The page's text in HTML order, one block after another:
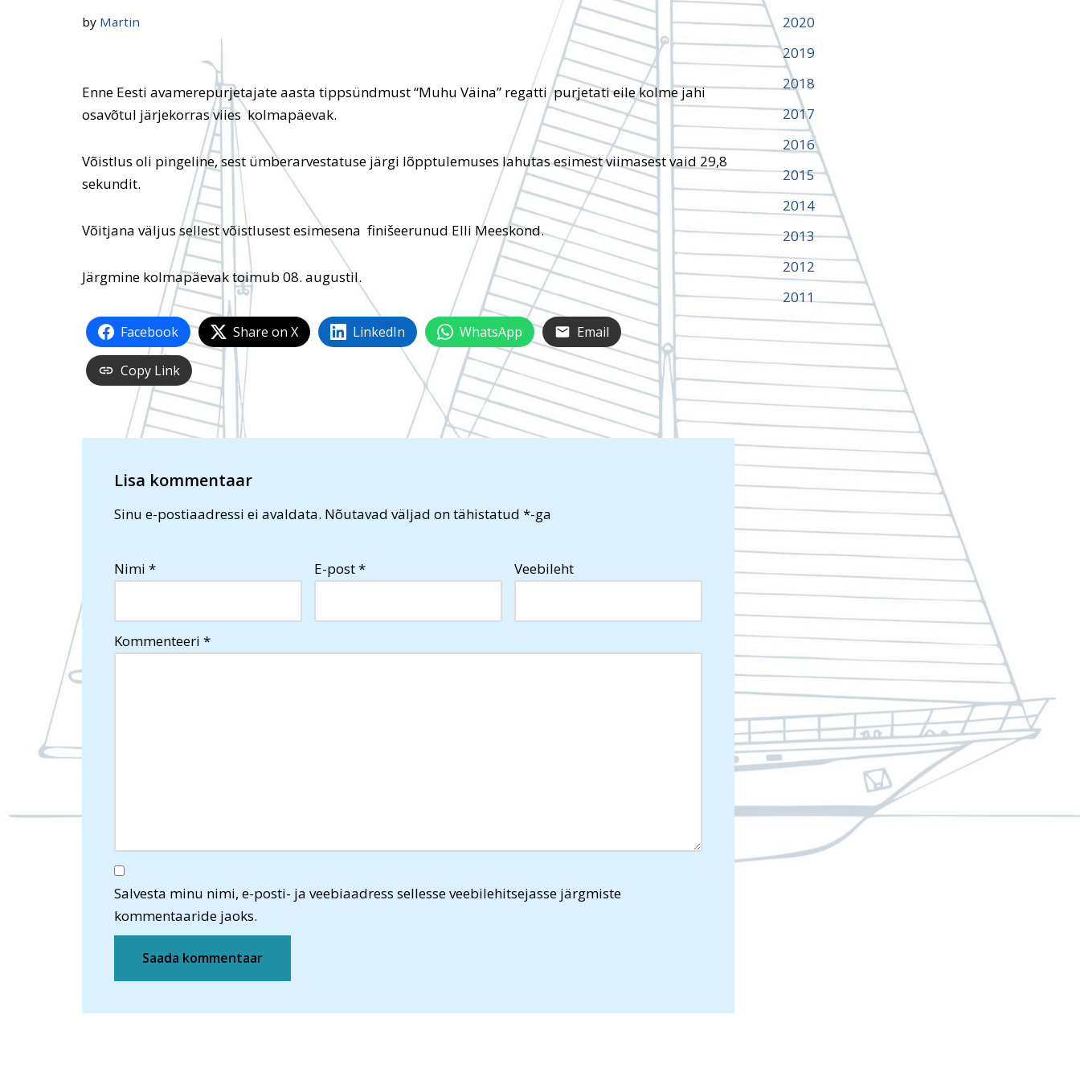
by Martin
Enne Eesti avamerepurjetajate aasta tippsündmust “Muhu Väina” regatti purjetati eile kolme jahi
osavõtul järjekorras viies kolmapäevak.
Võistlus oli pingeline, sest ümberarvestatuse järgi lõpptulemuses lahutas esimest viimasest vaid 29,8
sekundit.
Võitjana väljus sellest võistlusest esimesena finišeerunud Elli Meeskond.
Järgmine kolmapäevak toimub 08. augustil.
Facebook Share on X LinkedIn WhatsApp Email
Copy Link
Lisa kommentaar
Sinu e-postiaadressi ei avaldata. Nõutavad väljad on tähistatud *-ga
Nimi * E-post* Veebileht
Kommenteeri *
Salvesta minu nimi, e-posti- ja veebiaadress sellesse veebilehitsejasse järgmiste
kommentaaride jaoks.
2020
2019
2018
2017
2016
2015
2014
2013
2012
2011